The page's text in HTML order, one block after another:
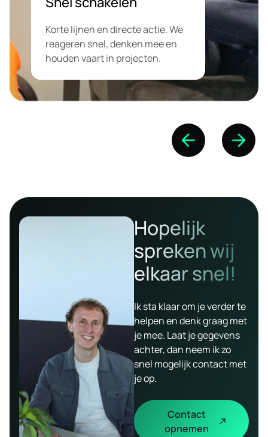
Korte lijnen en directe actie. We
reageren snel, denken mee en
houden vaart in projecten.
Hopelijk
spreken wij
elkaar snel!
Ik sta klaar om je verder te
helpen en denk graag met
je mee. Laat je gegevens
achter, dan neem ik zo
snel mogelijk contact met
je op.
Contact
opnemen